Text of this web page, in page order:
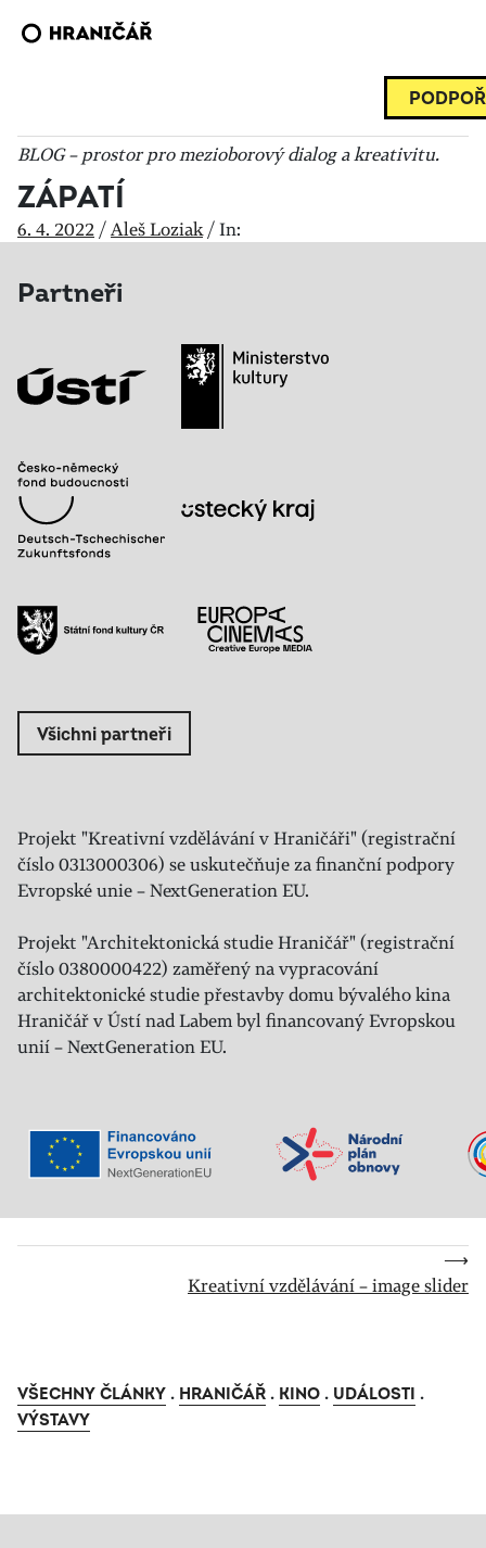
BLOG – prostor pro mezioborový dialog a kreativitu.
ZÁPATÍ
6. 4. 2022 /Aleš Loziak /In:
Partneři
Všichni partneři
Projekt "Kreativní vzdělávání v Hraničáři" (registrační
číslo 0313000306) se uskutečňuje za finanční podpory
Evropské unie – NextGeneration EU.
Projekt "Architektonická studie Hraničář" (registrační
číslo 0380000422) zaměřený na vypracování
architektonické studie přestavby domu bývalého kina
Hraničář v Ústí nad Labem byl financovaný Evropskou
unií – NextGeneration EU.
⟶
Kreativní vzdělávání – image slider
VŠECHNY ČLÁNKY . HRANIČÁŘ . KINO . UDÁLOSTI .
VÝSTAVY